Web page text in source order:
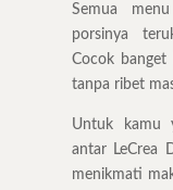
Semua
porsinya
Cocok banget
tanpa ribet
Untuk kamu
antar LeCrea
menikmati